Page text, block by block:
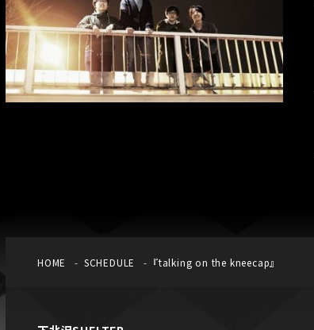
HOME SCHEDULE 『talking on the kneecap』